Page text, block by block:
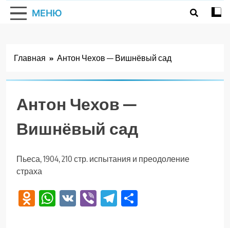
МЕНЮ
Главная Антон Чехов — Вишнёвый сад
Антон Чехов —
Вишнёвый сад
Пьеса, 1904, 210 стр. испытания и преодоление
страха
Odnoklassniki
WhatsApp
VK ViberTelegram